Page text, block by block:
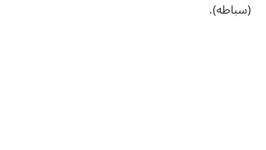
(سباطه).